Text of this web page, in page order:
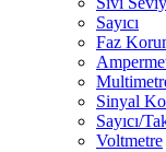
Sayıcı
Faz
Sinyal
Sayıcı/
Voltmetre